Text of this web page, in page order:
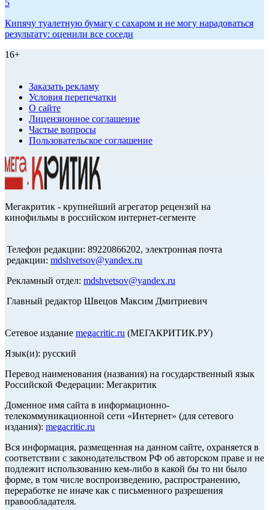
5
Кипячу туалетную бумагу с сахаром и не могу нарадоваться
результату: оценили все соседи
16+
Заказать рекламу
Условия перепечатки
О сайте
Лицензионное соглашение
Частые вопросы
Пользовательское соглашение
Мегакритик - крупнейший агрегатор рецензий на
кинофильмы в российском интернет-сегменте
Телефон редакции: 89220866202, электронная почта
редакции: mdshvetsov@yandex.ru
Рекламный отдел: mdshvetsov@yandex.ru
Главный редактор Швецов Максим Дмитриевич
Сетевое издание megacritic.ru (МЕГАКРИТИК.РУ)
Язык(и): русский
Перевод наименования (названия) на государственный язык
Российской Федерации: Мегакритик
Доменное имя сайта в информационно-
телекоммуникационной сети «Интернет» (для сетевого
издания): megacritic.ru
Вся информация, размещенная на данном сайте, охраняется в
соответствии с законодательством РФ об авторском праве и не
подлежит использованию кем-либо в какой бы то ни было
форме, в том числе воспроизведению, распространению,
переработке не иначе как с письменного разрешения
правообладателя.